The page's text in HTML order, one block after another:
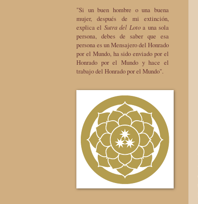
"Si un buen hombre o una buena
mujer, después de mi extinción,
explica el Sutra del Lotoa una sola
persona, debes de saber que esa
persona es un Mensajero del Honrado
por el Mundo, ha sido enviado por el
Honrado por el Mundo y hace el
trabajo del Honrado por el Mundo".